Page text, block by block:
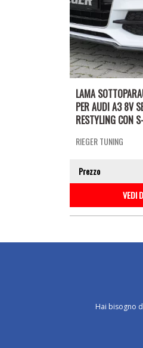
LAMA
PER AUDI A3 8V
RESTYLING CON
RIEGER TUNING
Prezzo
VEDI
Hai bisogno